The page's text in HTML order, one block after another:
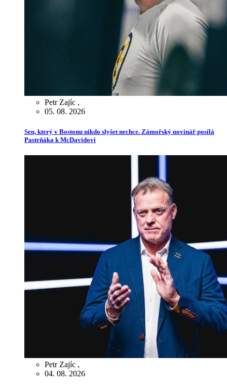
Petr Zajíc ,
05. 08. 2026
Sen, který v Bostonu nikdo slyšet nechce. Zámořský novinář posílá
Pastrňáka k McDavidovi
Petr Zajíc ,
04. 08. 2026